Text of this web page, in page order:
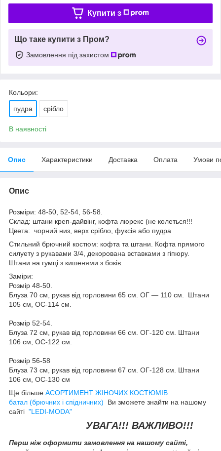
Купити з
Що таке купити з Пром?
Замовлення під захистом
Кольори:
пудра срібло
В наявності
Опис Характеристики Доставка Оплата Умови
Опис
Розміри: 48-50, 52-54, 56-58.
Склад: штани креп-дайвінг, кофта люрекс (не колеться!!!
Цвета: чорний низ, верх срібло, фуксія або пудра
Стильний брючний костюм: кофта та штани. Кофта прямого
силуету з рукавами 3/4, декорована вставками з гіпюру.
Штани на гумці з кишенями з боків.
Заміри:
Розмір 48-50.
Блуза 70 см, рукав від горловини 65 см. ОГ — 110 см. Штани
105 см, ОС-114 см.
Розмір 52-54.
Блуза 72 см, рукав від горловини 66 см. ОГ-120 см. Штани
106 см, ОС-122 см.
Розмір 56-58
Блуза 73 см, рукав від горловини 67 см. ОГ-128 см. Штани
106 см, ОС-130 см
Ще більше АСОРТИМЕНТ ЖІНОЧИХ КОСТЮМІВ
батал (брючних і спідничних) Ви зможете знайти на нашому
сайті "LEDI-MODA"
УВАГА!!! ВАЖЛИВО!!!
Перш ніж оформити замовлення на нашому сайті,